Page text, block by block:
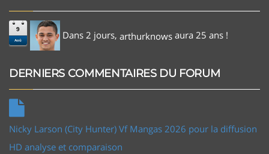
9
Aoû Dans 2 jours, arthurknows aura 25 ans !
DERNIERS COMMENTAIRES DU FORUM
Nicky Larson (City Hunter) Vf Mangas 2026 pour la diffusion
HD analyse et comparaison